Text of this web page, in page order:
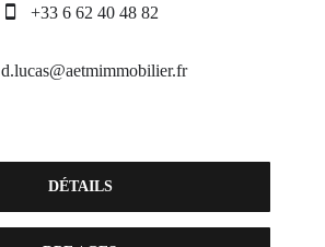
+33 6 62 40 48 82
d.lucas@aetmimmobilier.fr
DÉTAILS